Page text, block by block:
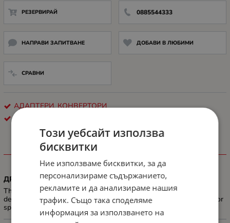
РЕЗЕРВИРАЙ 0885544333
НАПРАВИ ЗАПИТВАНЕ ДОБАВИ В ЛЮБИМИ
СРАВНИ
АДАПТЕРИ, КОНВЕРТОРИ
ХАРАКТЕРИСТИКИ
ДРУГИ
The USB-C to 3.5mm Headphone Jack Adapter lets you connect
devices that use a standard 3.5mm audio plug — like headphones or
speakers — to your USB-C devices.
Този уебсайт използва
бисквитки
Ние използваме бисквитки, за да
персонализираме съдържанието,
рекламите и да анализираме нашия
трафик. Също така споделяме
информация за използването на